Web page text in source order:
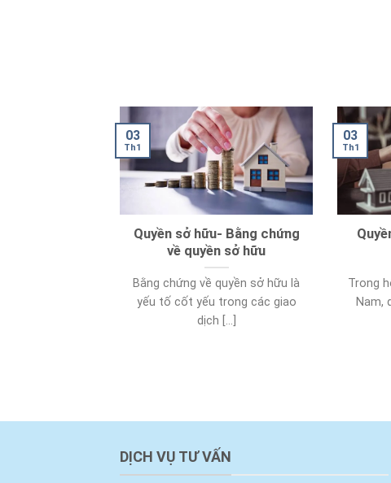
Quyền sở hữu- Bằng chứng
về quyền sở hữu
Bằng chứng về quyền sở hữu là
yếu tố cốt yếu trong các giao
dịch [...]
03
Th1
Trong
Nam,
03
Th1
DỊCH VỤ TƯ VẤN